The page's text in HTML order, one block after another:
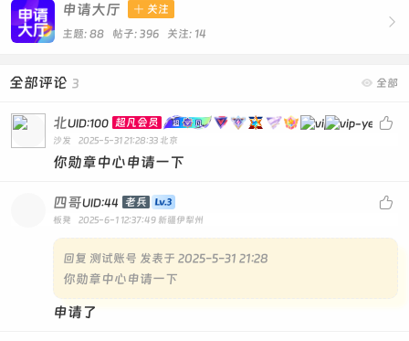

申请大厅  关注
主题: 88 帖子: 396 关注: 14
 全部
全部评论 3

北UID:100 超凡会员
沙发 2025-5-31 21:28:33 北京
你勋章中心申请一下

四哥UID:44 老兵
板凳 2025-6-1 12:37:49 新疆伊犁州
回复 测试账号 发表于 2025-5-31 21:28
你勋章中心申请一下
申请了